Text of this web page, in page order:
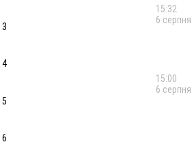
4
15:32
6 серпня
15:00
6 серпня